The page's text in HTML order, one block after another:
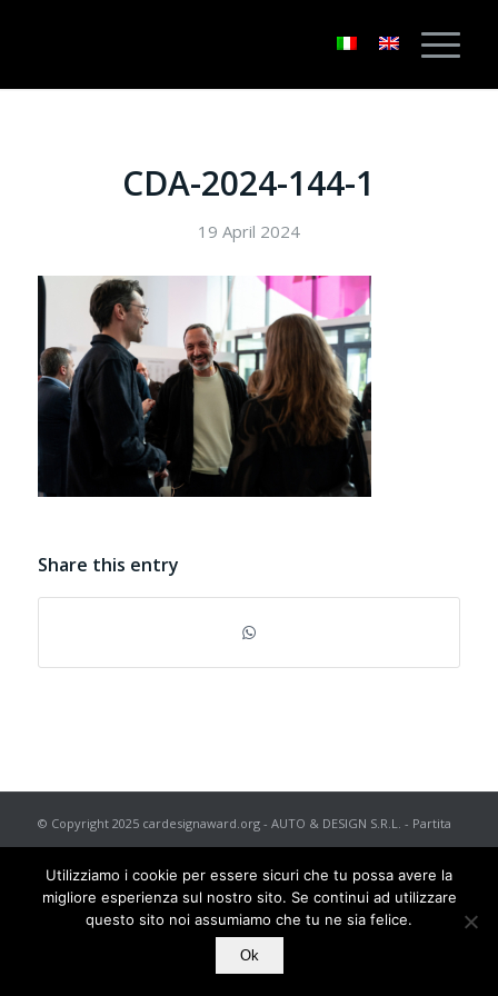
CDA-2024-144-1
19 April 2024
Share this entry
© Copyright 2025 cardesignaward.org - AUTO & DESIGN S.R.L. - Partita
I.V.A. IT02433250012 - REA n. 557672 C.C.I.A.A. di Torino - Capitale
Sociale € 50.000 i.v. - Powered byTosoLab
Utilizziamo i cookie per essere sicuri che tu possa avere la
migliore esperienza sul nostro sito. Se continui ad utilizzare
questo sito noi assumiamo che tu ne sia felice.
Ok